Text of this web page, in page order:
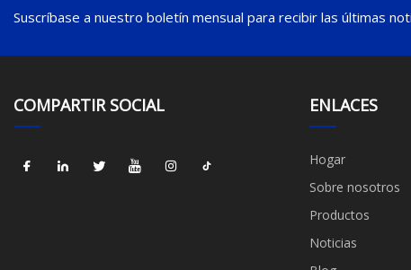
Suscríbase a nuestro boletín mensual para recibir las últimas
COMPARTIR SOCIAL ENLACES
Hogar
Sobre nosotros
Productos
Noticias